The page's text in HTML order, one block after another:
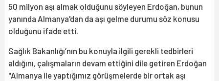
50 milyon aşı almak olduğunu söyleyen Erdoğan, bunun
yanında Almanya'dan da aşı gelme durumu söz konusu
olduğunu ifade etti.
Sağlık Bakanlığı’nın bu konuyla ilgili gerekli tedbirleri
aldığını, çalışmaların devam ettiğini dile getiren Erdoğan
"Almanya ile yaptığımız görüşmelerde bir ortak aşı